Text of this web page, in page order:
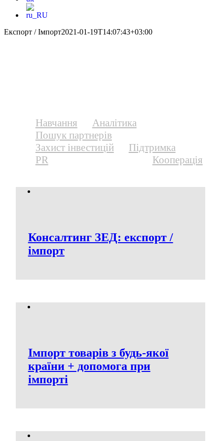
Експорт / Імпорт2021-01-19T14:07:43+03:00
Навчання
Аналітика
Пошук партнерів
Захист інвестицій
Підтримка
PR
Кооперація
Консалтинг ЗЕД: експорт /
імпорт
Імпорт товарів з будь-якої
країни + допомога при
імпорті